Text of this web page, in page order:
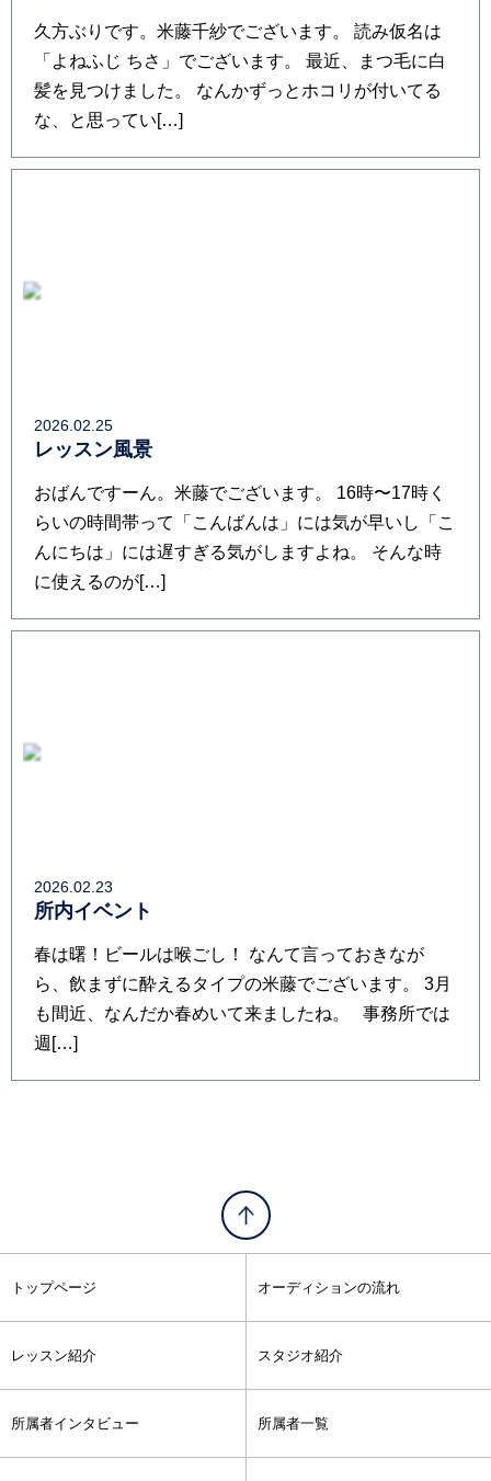
久方ぶりです。米藤千紗でございます。 読み仮名は
「よねふじ ちさ」でございます。 最近、まつ毛に白
髪を見つけました。 なんかずっとホコリが付いてる
な、と思ってい[…]
2026.02.25
レッスン風景
おばんですーん。米藤でございます。 16時〜17時く
らいの時間帯って「こんばんは」には気が早いし「こ
んにちは」には遅すぎる気がしますよね。 そんな時
に使えるのが[…]
2026.02.23
所内イベント
春は曙！ビールは喉ごし！ なんて言っておきなが
ら、飲まずに酔えるタイプの米藤でございます。 3月
も間近、なんだか春めいて来ましたね。 事務所では
週[…]
トップページ オーディションの流れ
レッスン紹介 スタジオ紹介
所属者インタビュー 所属者一覧